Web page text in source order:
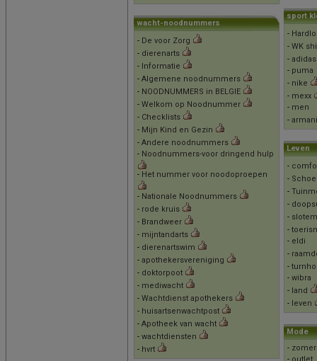
wacht-noodnummers
- De voor Zorg
- dierenarts
- Informatie
- Algemene noodnummers
- NOODNUMMERS in BELGIE
- Welkom op Noodnummer
- Checklists
- Mijn Kind en Gezin
- Andere noodnummers
- Noodnummers-voor dringend hulp
- Het nummer voor noodoproepen
- Nationale Noodnummers
- rode kruis
- Brandweer
- mijntandarts
- dierenartswim
- apothekersvereniging
- doktorpoot
- mediwacht
- Wachtdienst apothekers
- huisartsenwachtpost
- Apotheek van wacht
- wachtdiensten
- hvrt
sport
-
- WK
- adidas
- puma
- nike
- mexx
- men
- armani
Leven
-
-
-
-
-
-
- eldi
-
-
- wibra
- land
- leven
Mode
-